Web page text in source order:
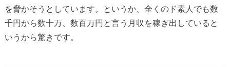
を脅かそうとしています。というか、全くのド素人でも数
千円から数十万、数百万円と言う月収を稼ぎ出していると
いうから驚きです。